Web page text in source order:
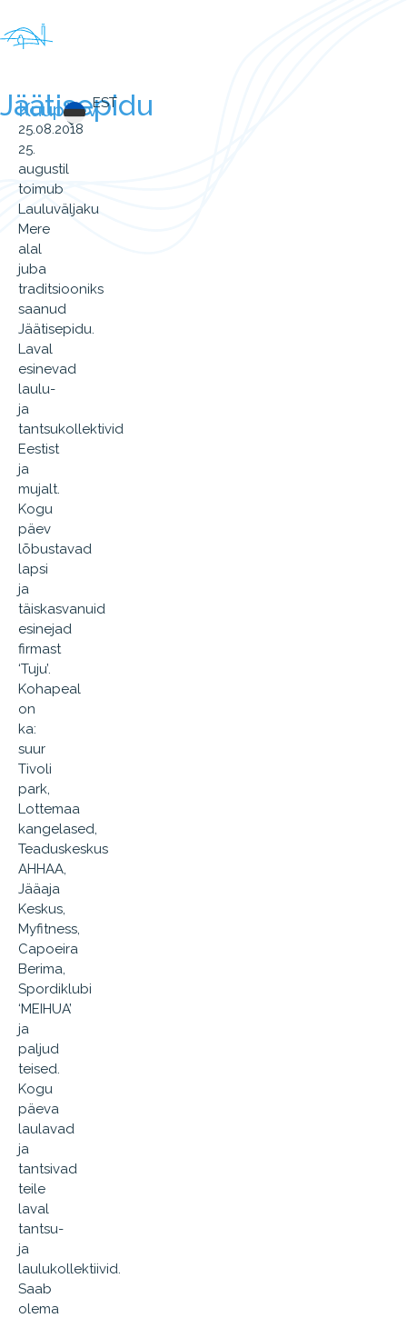
EST
Jäätisepidu
Kuupäev
25.08.2018
25.
augustil
toimub
Lauluväljaku
Mere
alal
juba
traditsiooniks
saanud
Jäätisepidu.
Laval
esinevad
laulu-
ja
tantsukollektivid
Eestist
ja
mujalt.
Kogu
päev
lõbustavad
lapsi
ja
täiskasvanuid
esinejad
firmast
‘Tuju’.
Kohapeal
on
ka:
suur
Tivoli
park,
Lottemaa
kangelased,
Teaduskeskus
AHHAA,
Jääaja
Keskus,
Myfitness,
Capoeira
Berima,
Spordiklubi
‘MEIHUA’
ja
paljud
teised.
Kogu
päeva
laulavad
ja
tantsivad
teile
laval
tantsu-
ja
laulukollektiivid.
Saab
olema